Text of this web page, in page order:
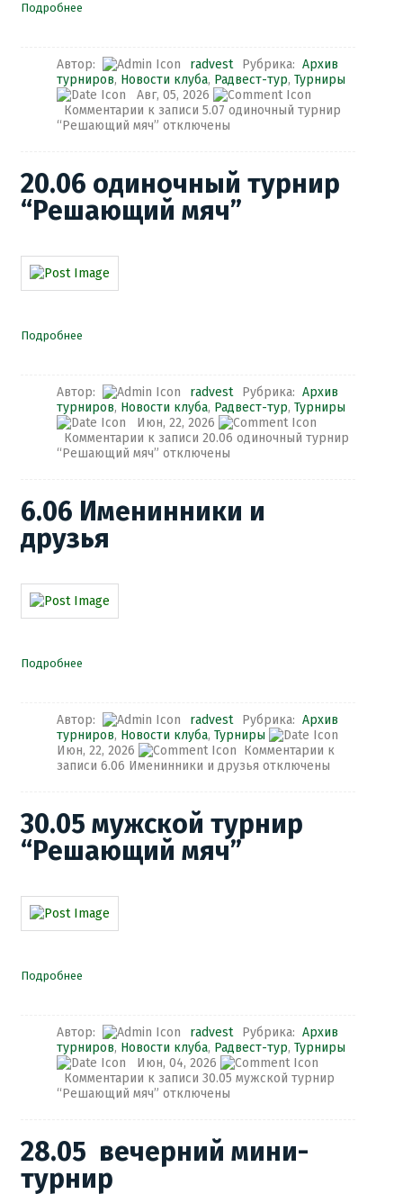
Подробнее
Автор: radvest Рубрика: Архив
турниров, Новости клуба, Радвест-тур, Турниры
Авг, 05, 2026
Комментарии к записи 5.07 одиночный турнир
“Решающий мяч” отключены
20.06 одиночный турнир
“Решающий мяч”
Подробнее
Автор: radvest Рубрика: Архив
турниров, Новости клуба, Радвест-тур, Турниры
Июн, 22, 2026
Комментарии к записи 20.06 одиночный турнир
“Решающий мяч” отключены
6.06 Именинники и
друзья
Подробнее
Автор: radvest Рубрика: Архив
турниров, Новости клуба, Турниры
Июн, 22, 2026
Комментарии к
записи 6.06 Именинники и друзья отключены
30.05 мужской турнир
“Решающий мяч”
Подробнее
Автор: radvest Рубрика: Архив
турниров, Новости клуба, Радвест-тур, Турниры
Июн, 04, 2026
Комментарии к записи 30.05 мужской турнир
“Решающий мяч” отключены
28.05 вечерний мини-
турнир